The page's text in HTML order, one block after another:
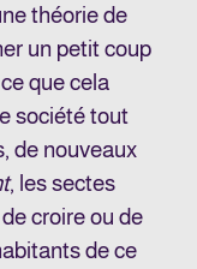
théorie de
un petit coup
que cela
société tout
de nouveaux
, les sectes
croire ou de
de ce